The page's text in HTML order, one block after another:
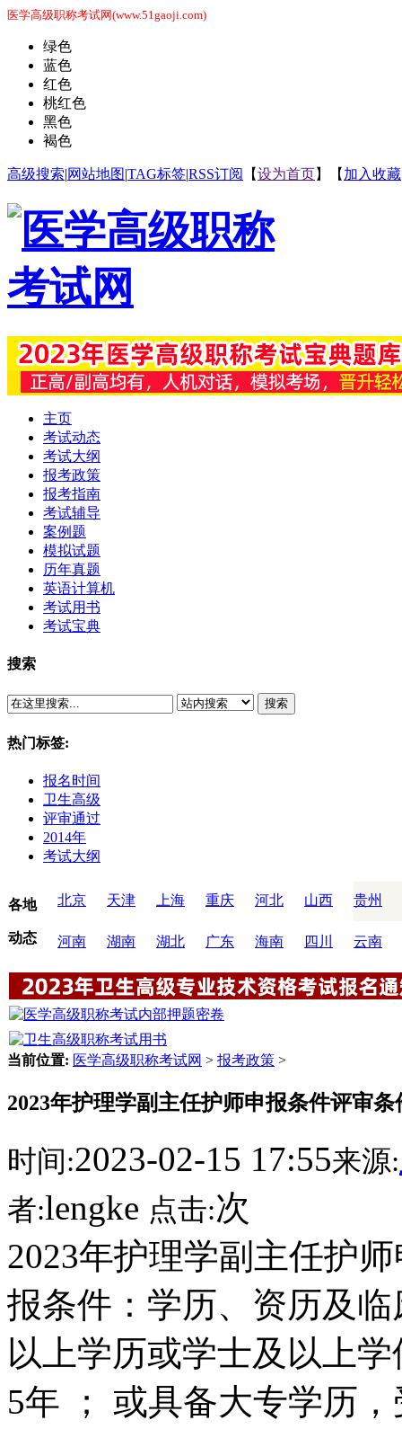
医学高级职称考试网(www.51gaoji.com)
绿色
蓝色
红色
桃红色
黑色
褐色
高级搜索|网站地图|TAG标签|RSS订阅 【设为首页】【 加入收藏
主页
考试动态
考试大纲
报考政策
报考指南
考试辅导
案例题
模拟试题
历年真题
英语计算机
考试用书
考试宝典
搜索
搜索
热门标签:
报名时间
卫生高级
评审通过
2014年
考试大纲
各地
动态
北京 天津 上海 重庆 河北 山西 贵州
河南 湖南 湖北 广东 海南 四川 云南
当前位置: 医学高级职称考试网 > 报考政策 >
2023年护理学副主任护师申报条件评审条
时间:2023-02-15 17:55来源:
者:lengke 点击:次
2023年护理学副主任护
报条件：学历、资历及
以上学历或学士及以上
5年 ； 或具备大专学历